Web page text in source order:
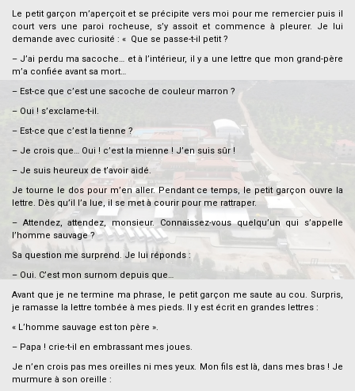
Le petit garçon m’aperçoit et se précipite vers moi pour me remercier puis il
court vers une paroi rocheuse, s’y assoit et commence à pleurer. Je lui
demande avec curiosité : « Que se passe-t-il petit ?
– J’ai perdu ma sacoche… et à l’intérieur, il y a une lettre que mon grand-père
m’a confiée avant sa mort…
– Est-ce que c’est une sacoche de couleur marron ?
– Oui ! s’exclame-t-il.
– Est-ce que c’est la tienne ?
– Je crois que… Oui ! c’est la mienne ! J’en suis sûr !
– Je suis heureux de t’avoir aidé.
Je tourne le dos pour m’en aller. Pendant ce temps, le petit garçon ouvre la
lettre. Dès qu’il l’a lue, il se met à courir pour me rattraper.
– Attendez, attendez, monsieur. Connaissez-vous quelqu’un qui s’appelle
l’homme sauvage ?
Sa question me surprend. Je lui réponds :
– Oui. C’est mon surnom depuis que…
Avant que je ne termine ma phrase, le petit garçon me saute au cou. Surpris,
je ramasse la lettre tombée à mes pieds. Il y est écrit en grandes lettres :
« L’homme sauvage est ton père ».
– Papa ! crie-t-il en embrassant mes joues.
Je n’en crois pas mes oreilles ni mes yeux. Mon fils est là, dans mes bras ! Je
murmure à son oreille :